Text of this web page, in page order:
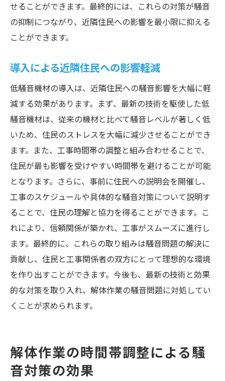
せることができます。最終的には、これらの対策が騒音
の抑制につながり、近隣住民への影響を最小限に抑える
ことができます。
導入による近隣住民への影響軽減
低騒音機材の導入は、近隣住民への騒音影響を大幅に軽
減する効果があります。まず、最新の技術を駆使した低
騒音機材は、従来の機材と比べて騒音レベルが著しく低
いため、住民のストレスを大幅に減少させることができ
ます。また、工事時間帯の調整と組み合わせることで、
住民が最も影響を受けやすい時間帯を避けることが可能
となります。さらに、事前に住民への説明会を開催し、
工事のスケジュールや具体的な騒音対策について説明す
ることで、住民の理解と協力を得ることができます。こ
れにより、信頼関係が築かれ、工事がスムーズに進行し
ます。最終的に、これらの取り組みは騒音問題の解決に
貢献し、住民と工事関係者の双方にとって理想的な環境
を作り出すことができます。今後も、最新の技術と効果
的な対策を取り入れ、解体作業の騒音問題に対処してい
くことが求められます。
解体作業の時間帯調整による騒
音対策の効果